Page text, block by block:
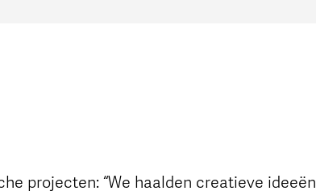
projecten: “We haalden creatieve ideeën